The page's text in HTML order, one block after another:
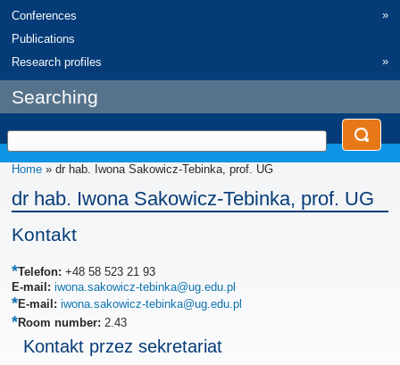
Conferences
»
Publications
Research profiles
»
Searching
Home » dr hab. Iwona Sakowicz-Tebinka, prof. UG
dr hab. Iwona Sakowicz-Tebinka, prof. UG
Kontakt
Telefon: +48 58 523 21 93
E-mail: iwona.sakowicz-tebinka@ug.edu.pl
E-mail: iwona.sakowicz-tebinka@ug.edu.pl
Room number: 2.43
Kontakt przez sekretariat